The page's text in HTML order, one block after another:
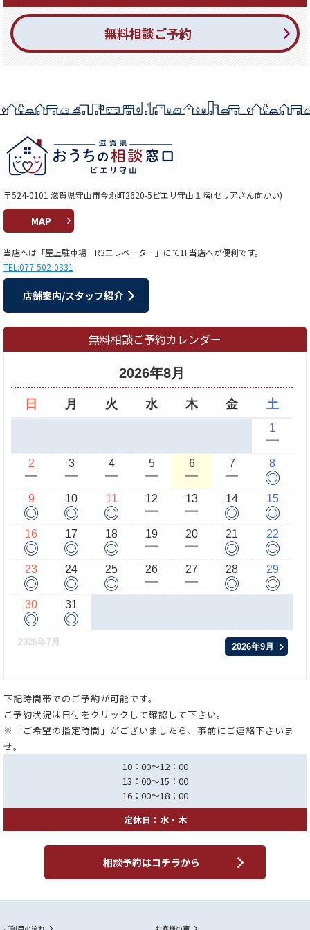
無料相談ご予約
〒524-0101 滋賀県守山市今浜町2620-5ピエリ守山１階(セリアさん向かい)
MAP
当店へは「屋上駐車場 R3エレベーター」にて1F当店へが便利です。
TEL:077-502-0331
店舗案内/スタッフ紹介
無料相談ご予約カレンダー
2026年8月
日 月 火 水 木 金 土
1
ー
2
ー
3
ー
4
ー
5
ー
6
ー
7
ー
8
◎
9
◎
10
◎
11
◎
12
ー
13
ー
14
◎
15
◎
16
◎
17
◎
18
◎
19
ー
20
ー
21
◎
22
◎
23
◎
24
◎
25
◎
26
ー
27
ー
28
◎
29
◎
30
◎
31
◎
2026年7月 2026年9月
下記時間帯でのご予約が可能です。
ご予約状況は日付をクリックして確認して下さい。
※「ご希望の指定時間」がございましたら、事前にご連絡下さいま
せ。
10：00～12：00
13：00～15：00
16：00～18：00
定休日：水・木
相談予約はコチラから